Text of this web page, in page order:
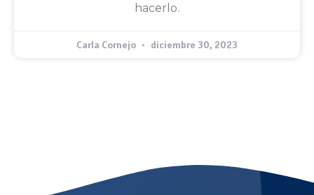
hacerlo.
Carla Cornejo diciembre 30, 2023